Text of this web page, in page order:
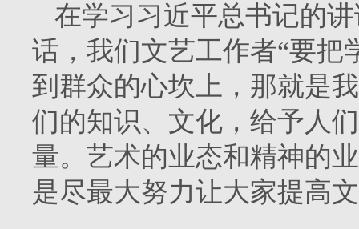
在学习习近平总书记的
话，我们文艺工作者“要把
到群众的心坎上，那就是
们的知识、文化，给予人
量。艺术的业态和精神的
是尽最大努力让大家提高